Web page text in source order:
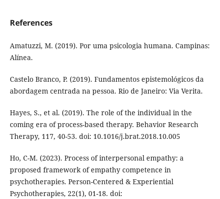
References
Amatuzzi, M. (2019). Por uma psicologia humana. Campinas:
Alínea.
Castelo Branco, P. (2019). Fundamentos epistemológicos da
abordagem centrada na pessoa. Rio de Janeiro: Via Verita.
Hayes, S., et al. (2019). The role of the individual in the
coming era of process-based therapy. Behavior Research
Therapy, 117, 40-53. doi: 10.1016/j.brat.2018.10.005
Ho, C-M. (2023). Process of interpersonal empathy: a
proposed framework of empathy competence in
psychotherapies. Person-Centered & Experiential
Psychotherapies, 22(1), 01-18. doi: